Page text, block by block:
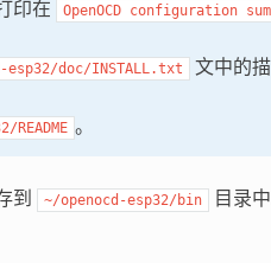
印在 OpenOCD configuration
esp32/doc/INSTALL.txt
文中的
README 。
到 ~/openocd-esp32/bin 目录中